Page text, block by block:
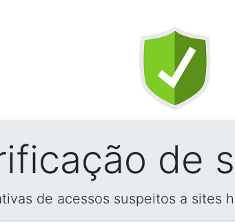
de
de acessos suspeitos a sites